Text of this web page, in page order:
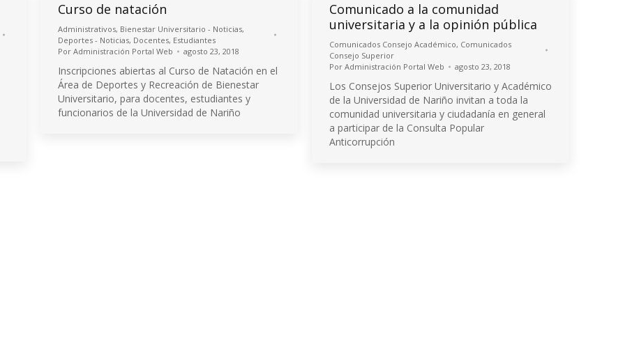
Curso de natación
Administrativos, Bienestar Universitario - Noticias,
Deportes - Noticias, Docentes, Estudiantes
Por Administración Portal Web agosto 23, 2018
Inscripciones abiertas al Curso de Natación en el
Área de Deportes y Recreación de Bienestar
Universitario, para docentes, estudiantes y
funcionarios de la Universidad de Nariño
Comunicado a la comunidad
universitaria y a la opinión pública
Comunicados Consejo Académico, Comunicados
Consejo Superior
Por Administración Portal Web agosto 23, 2018
Los Consejos Superior Universitario y Académico
de la Universidad de Nariño invitan a toda la
comunidad universitaria y ciudadanía en general
a participar de la Consulta Popular
Anticorrupción